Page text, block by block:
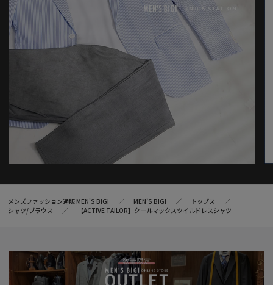
メンズファッション通販 MEN'S BIGI MEN’S BIGI
トップス
シャツ/ブラウス
【ACTIVE TAILOR】クールマックスツイルドレスシャツ